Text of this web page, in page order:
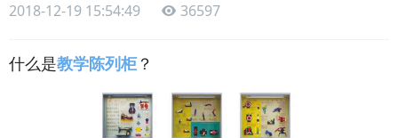
2018-12-19 15:54:49 36597
什么是教学陈列柜？